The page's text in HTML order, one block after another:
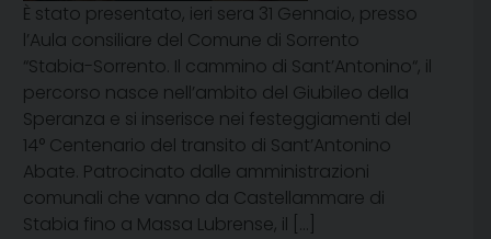
È stato presentato, ieri sera 31 Gennaio, presso
l’Aula consiliare del Comune di Sorrento
“Stabia-Sorrento. Il cammino di Sant’Antonino“, il
percorso nasce nell’ambito del Giubileo della
Speranza e si inserisce nei festeggiamenti del
14° Centenario del transito di Sant’Antonino
Abate. Patrocinato dalle amministrazioni
comunali che vanno da Castellammare di
Stabia fino a Massa Lubrense, il […]